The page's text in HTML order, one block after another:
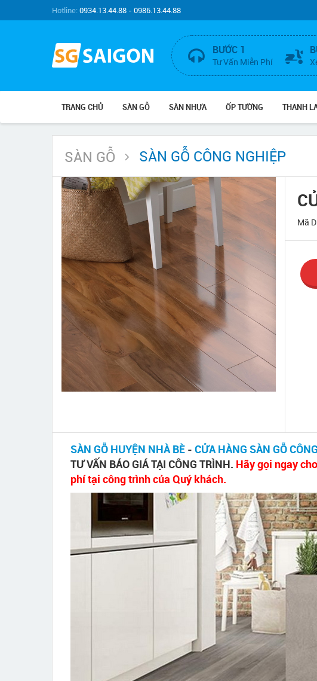
Hotline:0934.13.44.88 - 0986.13.44.88
BƯỚC 1
Tư Vấn Miễn Phí
TRANG CHỦ SÀN GỖ SÀN NHỰA ỐP TƯỜNG THANH
SÀN GỖ SÀN GỖ CÔNG NGHIỆP
Mã
SÀN GỖ HUYỆN NHÀ BÈ - CỬA HÀNG SÀN GỖ
TƯ VẤN BÁO GIÁ TẠI CÔNG TRÌNH. Hãy gọi ngay
phí tại công trình của Quý khách.